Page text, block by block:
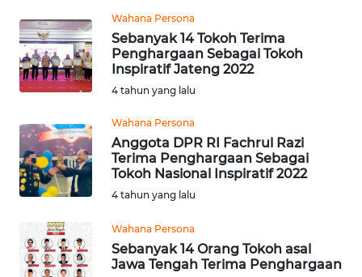
Wahana Persona
Sebanyak 14 Tokoh Terima
Penghargaan Sebagai Tokoh
Inspiratif Jateng 2022
4 tahun yang lalu
Wahana Persona
Anggota DPR RI Fachrul Razi
Terima Penghargaan Sebagai
Tokoh Nasional Inspiratif 2022
4 tahun yang lalu
Wahana Persona
Sebanyak 14 Orang Tokoh asal
Jawa Tengah Terima Penghargaan
NTT
WN
KEPRI
WN
PAPUA
WN
BARAT
WN